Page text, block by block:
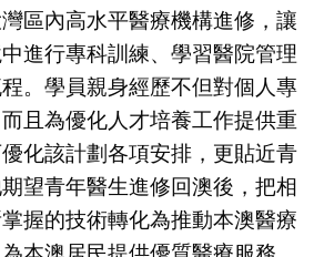
區內高水平醫療機構進修，讓
進行專科訓練、學習醫院管理
。學員親身經歷不但對個人專
且為優化人才培養工作提供重
化該計劃各項安排，更貼近青
望青年醫生進修回澳後，把相
握的技術轉化為推動本澳醫療